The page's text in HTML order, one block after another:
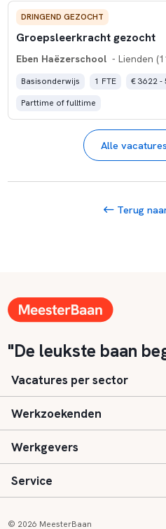
DRINGEND GEZOCHT
Groepsleerkracht gezocht
Eben Haëzerschool - Lienden
Basisonderwijs 1 FTE € 3622 -
Parttime of fulltime
Alle
Terug
"De leukste baan
Vacatures per sector
Basisonderwijs
Speciaal (basis) onderwijs
Voortgezet onderwijs
Werkzoekenden
Aanmelden
Vacatures
Werkgevers
Inloggen
Service
© 2026 MeesterBaan